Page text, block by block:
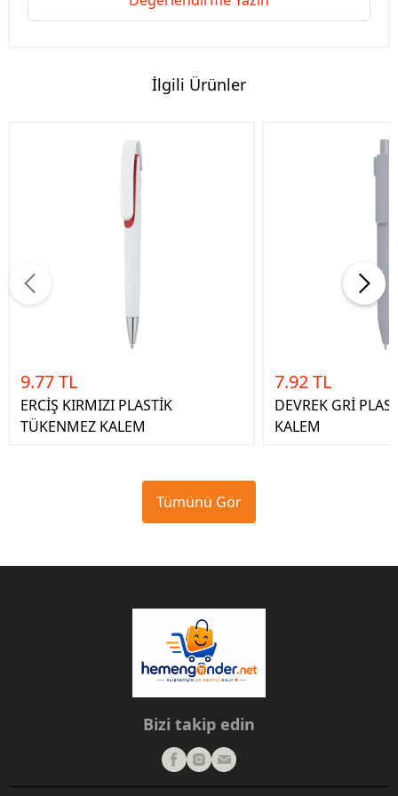
İlgili Ürünler
9.77 TL
ERCİŞ KIRMIZI PLASTİK
TÜKENMEZ KALEM
7.92 TL
DEVREK GRİ
KALEM
Tümünü Gör
Bizi takip edin